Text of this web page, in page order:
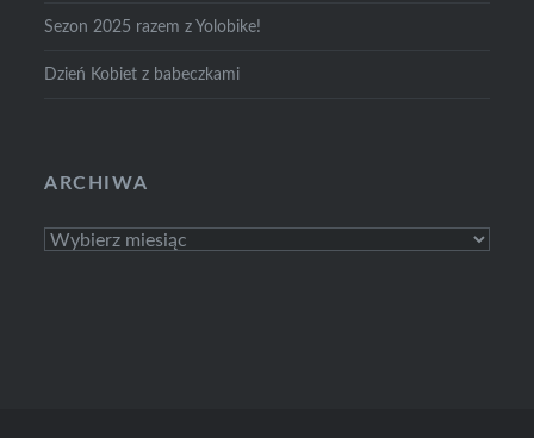
Sezon 2025 razem z Yolobike!
Dzień Kobiet z babeczkami
ARCHIWA
Archiwa